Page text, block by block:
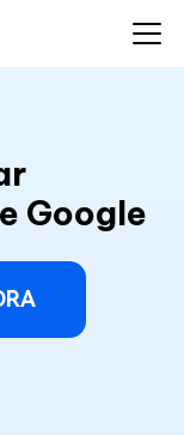
Google